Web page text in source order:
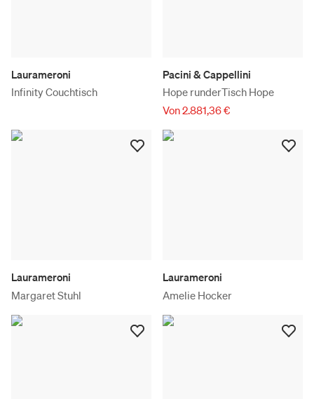
Laurameroni
Infinity Couchtisch
Pacini & Cappellini
Hope runderTisch Hope
Von 2.881,36 €
Laurameroni
Margaret Stuhl
Laurameroni
Amelie Hocker